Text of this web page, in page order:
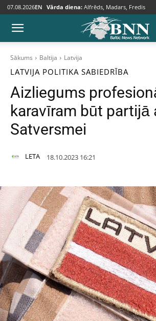
07.08.2026EN Vārda diena: Alfrēds, Madars, Fredis
Sākums Baltija Latvija
LATVIJA POLITIKA SABIEDRĪBA
Aizliegums
karavīram būt partijā
Satversmei
LETA 18.10.2023 16:21